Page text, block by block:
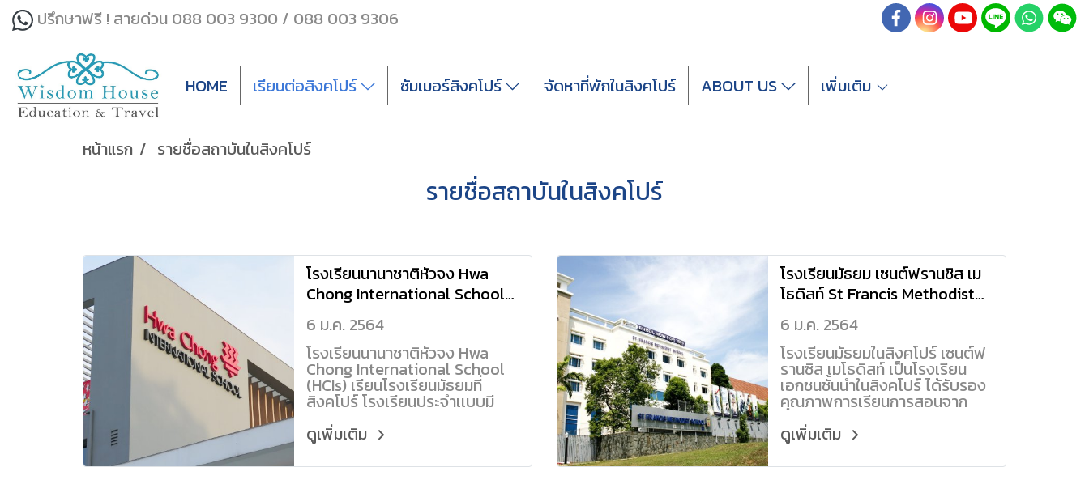
ปรึกษาฟรี ! สายด่วน 088 003 9300 / 088 003 9306
HOME เรียนต่อสิงคโปร์ ซัมเมอร์สิงคโปร์ จัดหาที่พักในสิงคโปร์ ABOUT US เพิ่มเติม
หน้าแรก รายชื่อสถาบันในสิงคโปร์
รายชื่อสถาบันในสิงคโปร์
โรงเรียนนานาชาติหัวจง Hwa
Chong International School
(HCIs)
6 ม.ค. 2564
โรงเรียนนานาชาติหัวจง Hwa
Chong International School
(HCIs) เรียนโรงเรียนมัธยมที่
สิงคโปร์ โรงเรียนประจำเเบบมี
หอพักในตัว เป็นโรงเรียนในเครือ
หัวจง (Hwa Chong) ที่มื่อเสียง
เป็นอันดับต้นๆของสิงคโปร์ ที่
รัฐบาลสิงคโปร์ได้พยายามผลัก
ดูเพิ่มเติม
โรงเรียนมัธยม เซนต์ฟรานซิส เม
โธดิสท์ St Francis Methodist
Singapore School ที่สิงคโปร์
6 ม.ค. 2564
โรงเรียนมัธยมในสิงคโปร์ เซนต์ฟ
รานซิส เมโธดิสท์ เป็นโรงเรียน
เอกชนชั้นนำในสิงคโปร์ ได้รับรอง
คุณภาพการเรียนการสอนจาก
รัฐบาล และได้รับความไว้วางใจ
อย่างสูงจากผู้ปกครองทั้งชาว
สิงคโปร์ และชาวต่างชาติ บุคคลา
กรของโรงเรียนมีคุณภาพสูง ใน
ดูเพิ่มเติม